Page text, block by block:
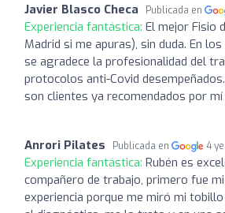
Javier Blasco Checa Publicada en
Experiencia fantástica: El mejor Fisio
Madrid si me apuras), sin duda. En
se agradece la profesionalidad del
protocolos anti-Covid
son clientes ya recomendados por
Anrori Pilates Publicada en 4
Experiencia fantástica: Rubén es
compañero de trabajo, primero fue
experiencia porque me miró mi